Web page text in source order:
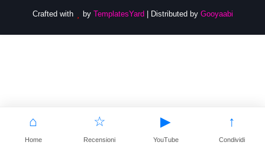
Crafted with by TemplatesYard| Distributed by Gooyaabi
⌂
Home
☆
Recensioni
▶
YouTube
↑
Condividi